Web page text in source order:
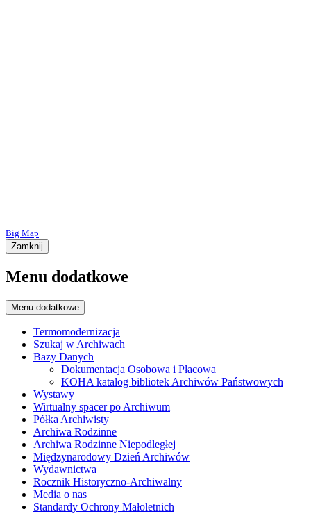
Big Map
Zamknij
Menu dodatkowe
Menu dodatkowe
Termomodernizacja
Szukaj w Archiwach
Bazy Danych
Dokumentacja Osobowa i Płacowa
KOHA katalog bibliotek Archiwów Państwowych
Wystawy
Wirtualny spacer po Archiwum
Półka Archiwisty
Archiwa Rodzinne
Archiwa Rodzinne Niepodległej
Międzynarodowy Dzień Archiwów
Wydawnictwa
Rocznik Historyczno-Archiwalny
Media o nas
Standardy Ochrony Małoletnich